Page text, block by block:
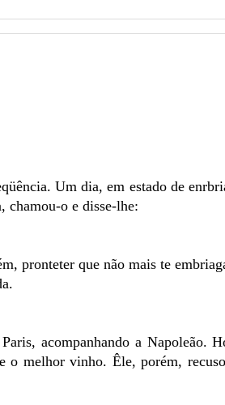
Um dia, em estado de
chamou-o e disse-lhe:
pronteter que não mais te
acompanhando a Napoleão.
melhor vinho. Êle, porém,